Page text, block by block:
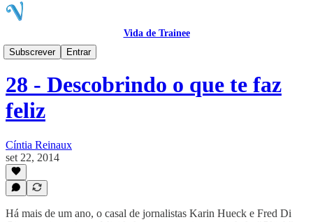
Vida de Trainee
Subscrever
Entrar
VTcast
28 - Descobrindo o que te faz
feliz
Cíntia Reinaux
set 22, 2014
Há mais de um ano, o casal de jornalistas Karin Hueck e Fred Di